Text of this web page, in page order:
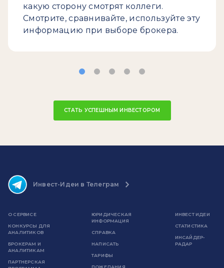
какую сторону смотрят коллеги.
Смотрите, сравнивайте, используйте эту
информацию при выборе брокера.
СТАТЬ УСПЕШНЫМ ИНВЕСТОРОМ
Инвест-Идеи в Телеграм
О СЕРВИСЕ
КОНКУРСЫ ДЛЯ
АНАЛИТИКОВ
БРОКЕРАМ И
АНАЛИТИКАМ
ПАРТНЕРСКАЯ
ЮРИДИЧЕСКАЯ
ИНФОРМАЦИЯ
СПРАВКА
НАПИСАТЬ
ТАРИФЫ
ИНВЕСТ ИДЕИ
СТАТИСТИКА
ИНСАЙДЕР-
РАДАР